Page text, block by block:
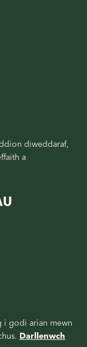
diweddaraf,
a
i godi arian mewn
Darllenwch